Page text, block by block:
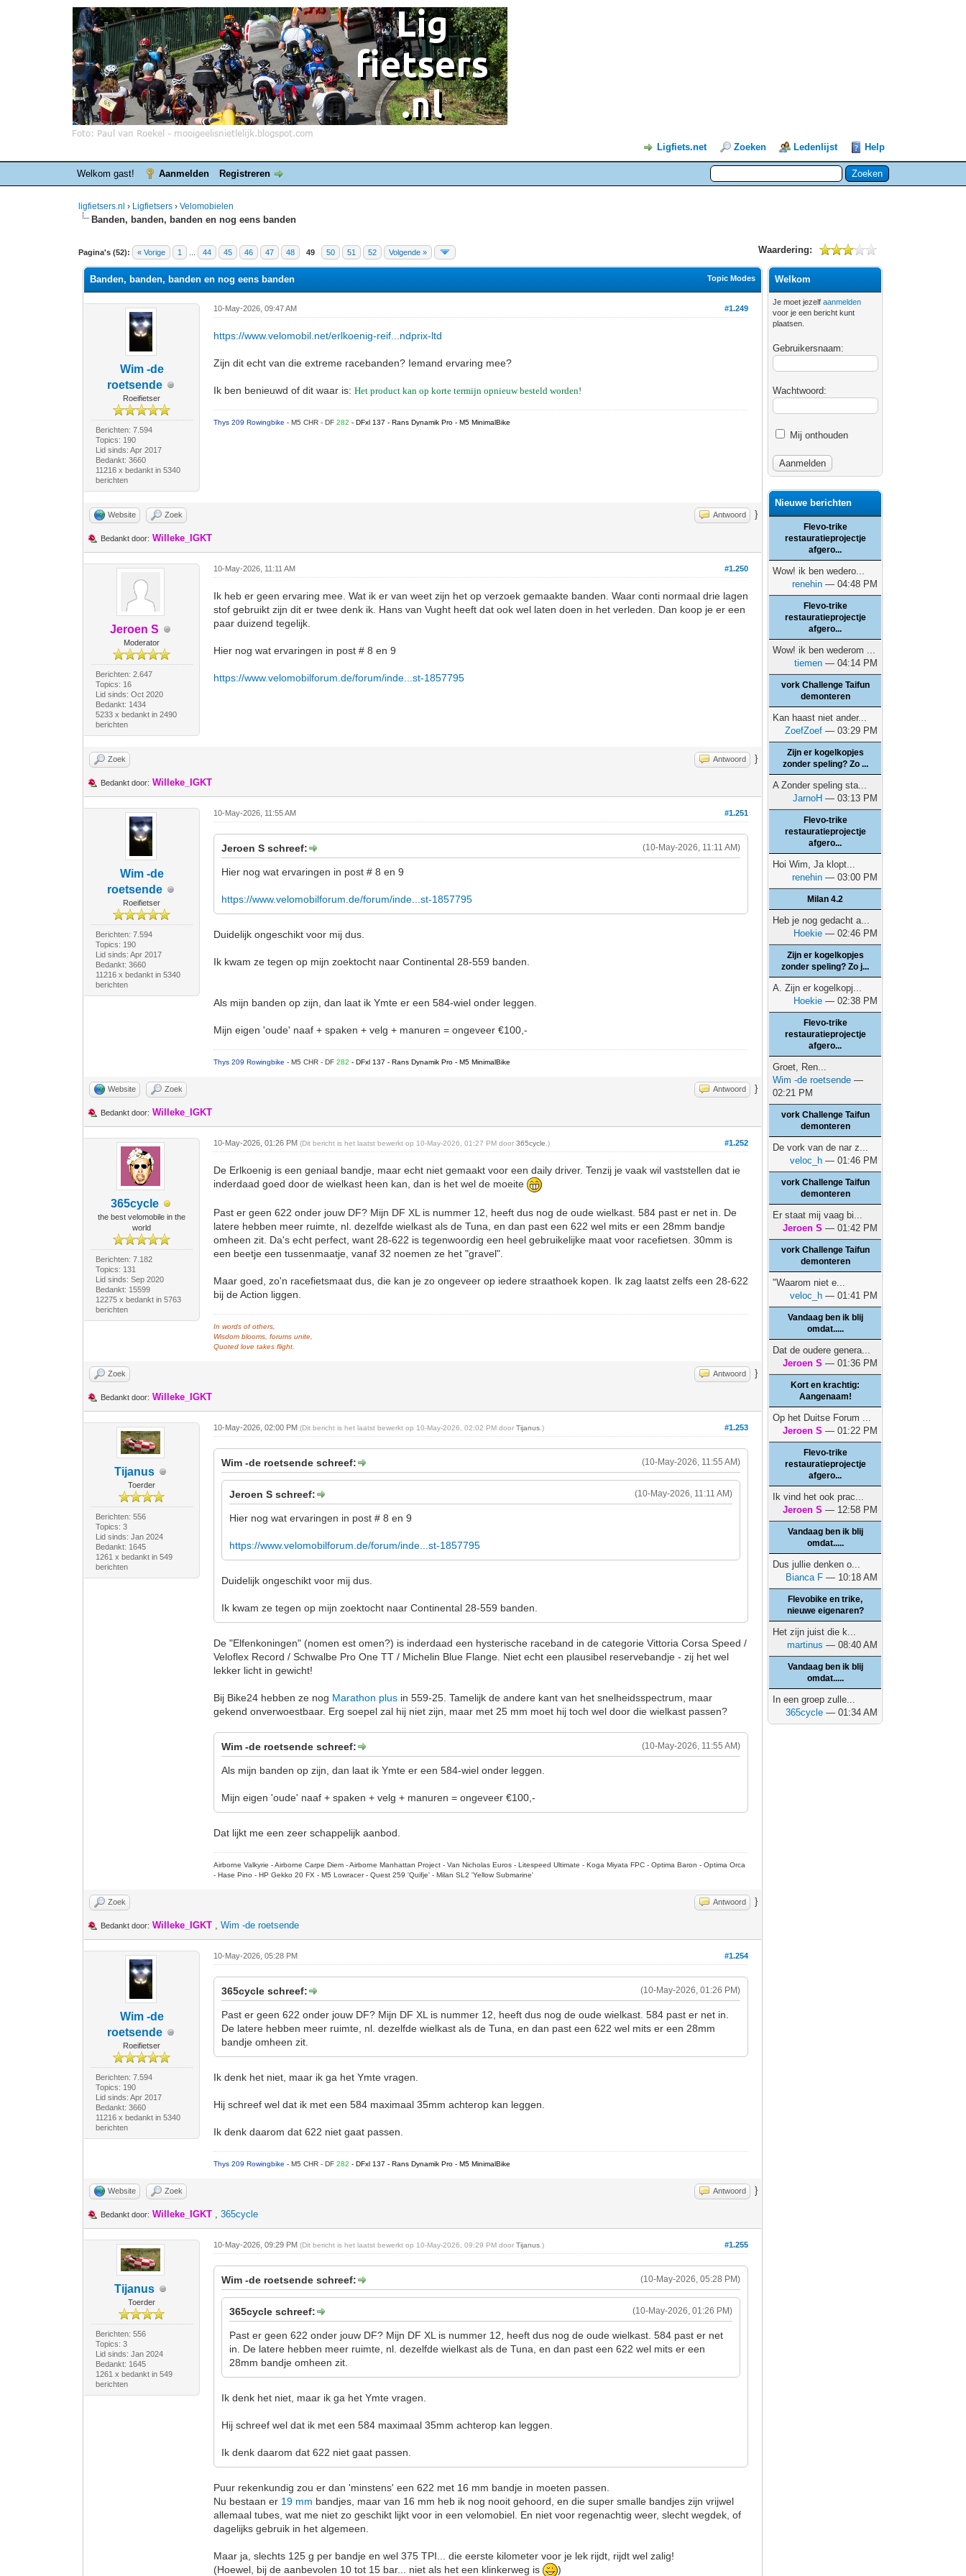
Ligfiets.net Zoeken Ledenlijst Help
Welkom gast! Aanmelden Registreren
ligfietsers.nl › Ligfietsers ›Velomobielen
Banden, banden, banden en nog eens banden
Pagina's (52): « Vorige 1 44 45 46 47 48 49 50 51 52 Volgende » Waardering:
5 stemmen - gemiddelde waardering is 3
1
2
3
4
5
Topic Modes
Banden, banden, banden en nog eens banden
Wim -de
roetsende
Roeifietser
Berichten: 7.594
Topics: 190
Lid sinds: Apr 2017
Bedankt: 3660
11216 x bedankt in 5340
berichten
#1.249
10-May-2026, 09:47 AM
https://www.velomobil.net/erlkoenig-reif...ndprix-ltd
Zijn dit echt van die extreme racebanden? Iemand ervaring mee?
Ik ben benieuwd of dit waar is:Het product kan op korte termijn opnieuw besteld worden!
Thys 209 Rowingbike- M5 CHR - DF282- DFxl 137 - Rans Dynamik Pro - M5 MinimalBike
Website Zoek Antwoord }
Bedankt door: Willeke_IGKT
Jeroen S
Moderator
Berichten: 2.647
Topics: 16
Lid sinds: Oct 2020
Bedankt: 1434
5233 x bedankt in 2490
berichten
#1.250
10-May-2026, 11:11 AM
Ik heb er geen ervaring mee. Wat ik er van weet zijn het op verzoek gemaakte banden. Waar conti normaal drie lagen
stof gebruikt zijn dit er twee denk ik. Hans van Vught heeft dat ook wel laten doen in het verleden. Dan koop je er een
paar duizend tegelijk.
Hier nog wat ervaringen in post # 8 en 9
https://www.velomobilforum.de/forum/inde...st-1857795
Zoek Antwoord }
Bedankt door: Willeke_IGKT
Wim -de
roetsende
Roeifietser
Berichten: 7.594
Topics: 190
Lid sinds: Apr 2017
Bedankt: 3660
11216 x bedankt in 5340
berichten
#1.251
10-May-2026, 11:55 AM
(10-May-2026, 11:11 AM)
Jeroen S schreef:
Hier nog wat ervaringen in post # 8 en 9
https://www.velomobilforum.de/forum/inde...st-1857795
Duidelijk ongeschikt voor mij dus.
Ik kwam ze tegen op mijn zoektocht naar Continental 28-559 banden.
Als mijn banden op zijn, dan laat ik Ymte er een 584-wiel onder leggen.
Mijn eigen 'oude' naaf + spaken + velg + manuren = ongeveer €100,-
Thys 209 Rowingbike- M5 CHR - DF282- DFxl 137 - Rans Dynamik Pro - M5 MinimalBike
Website Zoek Antwoord }
Bedankt door: Willeke_IGKT
365cycle
the best velomobile in the
world
Berichten: 7.182
Topics: 131
Lid sinds: Sep 2020
Bedankt: 15599
12275 x bedankt in 5763
berichten
#1.252
10-May-2026, 01:26 PM(Dit bericht is het laatst bewerkt op 10-May-2026, 01:27 PM door365cycle .)
De Erlkoenig is een geniaal bandje, maar echt niet gemaakt voor een daily driver. Tenzij je vaak wil vaststellen dat ie
inderdaad goed door de wielkast heen kan, dan is het wel de moeite
Past er geen 622 onder jouw DF? Mijn DF XL is nummer 12, heeft dus nog de oude wielkast. 584 past er net in. De
latere hebben meer ruimte, nl. dezelfde wielkast als de Tuna, en dan past een 622 wel mits er een 28mm bandje
omheen zit. Da's echt perfect, want 28-622 is tegenwoordig een heel gebruikelijke maat voor racefietsen. 30mm is
een beetje een tussenmaatje, vanaf 32 noemen ze het "gravel".
Maar goed, zo'n racefietsmaat dus, die kan je zo ongeveer op iedere straathoek kopen. Ik zag laatst zelfs een 28-622
bij de Action liggen.
In words of others,
Wisdom blooms, forums unite,
Quoted love takes flight.
Zoek Antwoord }
Bedankt door: Willeke_IGKT
Tijanus
Toerder
Berichten: 556
Topics: 3
Lid sinds: Jan 2024
Bedankt: 1645
1261 x bedankt in 549
berichten
#1.253
10-May-2026, 02:00 PM(Dit bericht is het laatst bewerkt op 10-May-2026, 02:02 PM doorTijanus .)
(10-May-2026, 11:55 AM)
Wim -de roetsende schreef:
(10-May-2026, 11:11 AM)
Jeroen S schreef:
Hier nog wat ervaringen in post # 8 en 9
https://www.velomobilforum.de/forum/inde...st-1857795
Duidelijk ongeschikt voor mij dus.
Ik kwam ze tegen op mijn zoektocht naar Continental 28-559 banden.
De "Elfenkoningen" (nomen est omen?) is inderdaad een hysterische raceband in de categorie Vittoria Corsa Speed /
Veloflex Record / Schwalbe Pro One TT / Michelin Blue Flange. Niet echt een plausibel reservebandje - zij het wel
lekker licht in gewicht!
Bij Bike24 hebben ze nog Marathon plus in 559-25. Tamelijk de andere kant van het snelheidsspectrum, maar
gekend onverwoestbaar. Erg soepel zal hij niet zijn, maar met 25 mm moet hij toch wel door die wielkast passen?
(10-May-2026, 11:55 AM)
Wim -de roetsende schreef:
Als mijn banden op zijn, dan laat ik Ymte er een 584-wiel onder leggen.
Mijn eigen 'oude' naaf + spaken + velg + manuren = ongeveer €100,-
Dat lijkt me een zeer schappelijk aanbod.
Airborne Valkyrie - Airborne Carpe Diem - Airborne Manhattan Project - Van Nicholas Euros - Litespeed Ultimate - Koga Miyata FPC - Optima Baron - Optima Orca
- Hase Pino - HP Gekko 20 FX - M5 Lowracer - Quest 259 'Quifje' - Milan SL2 'Yellow Submarine'
Zoek Antwoord }
Bedankt door: Willeke_IGKT ,Wim -de roetsende
Wim -de
roetsende
Roeifietser
Berichten: 7.594
Topics: 190
Lid sinds: Apr 2017
Bedankt: 3660
11216 x bedankt in 5340
berichten
#1.254
10-May-2026, 05:28 PM
(10-May-2026, 01:26 PM)
365cycle schreef:
Past er geen 622 onder jouw DF? Mijn DF XL is nummer 12, heeft dus nog de oude wielkast. 584 past er net in.
De latere hebben meer ruimte, nl. dezelfde wielkast als de Tuna, en dan past een 622 wel mits er een 28mm
bandje omheen zit.
Ik denk het niet, maar ik ga het Ymte vragen.
Hij schreef wel dat ik met een 584 maximaal 35mm achterop kan leggen.
Ik denk daarom dat 622 niet gaat passen.
Thys 209 Rowingbike- M5 CHR - DF282- DFxl 137 - Rans Dynamik Pro - M5 MinimalBike
Website Zoek Antwoord }
Bedankt door: Willeke_IGKT ,365cycle
Tijanus
Toerder
Berichten: 556
Topics: 3
Lid sinds: Jan 2024
Bedankt: 1645
1261 x bedankt in 549
berichten
#1.255
10-May-2026, 09:29 PM(Dit bericht is het laatst bewerkt op 10-May-2026, 09:29 PM doorTijanus .)
(10-May-2026, 05:28 PM)
Wim -de roetsende schreef:
(10-May-2026, 01:26 PM)
365cycle schreef:
Past er geen 622 onder jouw DF? Mijn DF XL is nummer 12, heeft dus nog de oude wielkast. 584 past er net
in. De latere hebben meer ruimte, nl. dezelfde wielkast als de Tuna, en dan past een 622 wel mits er een
28mm bandje omheen zit.
Ik denk het niet, maar ik ga het Ymte vragen.
Hij schreef wel dat ik met een 584 maximaal 35mm achterop kan leggen.
Ik denk daarom dat 622 niet gaat passen.
Puur rekenkundig zou er dan 'minstens' een 622 met 16 mm bandje in moeten passen.
Nu bestaan er 19 mm bandjes, maar van 16 mm heb ik nog nooit gehoord, en die super smalle bandjes zijn vrijwel
allemaal tubes, wat me niet zo geschikt lijkt voor in een velomobiel. En niet voor regenachtig weer, slecht wegdek, of
dagelijks gebruik in het algemeen.
Maar ja, slechts 125 g per bandje en wel 375 TPI... die eerste kilometer voor je lek rijdt, rijdt wel zalig!
(Hoewel, bij de aanbevolen 10 tot 15 bar... niet als het een klinkerweg is
)
Welkom
Je moet jezelfaanmelden
voor je een bericht kunt
plaatsen.
Gebruikersnaam:
Wachtwoord:
Mij onthouden
Nieuwe berichten
Flevo-trike
restauratieprojectje
afgero...
Wow! ik ben wedero...
renehin — 04:48 PM
Flevo-trike
restauratieprojectje
afgero...
Wow! ik ben wederom ...
tiemen — 04:14 PM
vork Challenge Taifun
demonteren
Kan haast niet ander...
ZoefZoef — 03:29 PM
Zijn er kogelkopjes
zonder speling? Zo ...
A Zonder speling sta...
JarnoH — 03:13 PM
Flevo-trike
restauratieprojectje
afgero...
Hoi Wim, Ja klopt...
renehin — 03:00 PM
Milan 4.2
Heb je nog gedacht a...
Hoekie — 02:46 PM
Zijn er kogelkopjes
zonder speling? Zo j...
A. Zijn er kogelkopj...
Hoekie — 02:38 PM
Flevo-trike
restauratieprojectje
afgero...
Groet, Ren...
Wim -de roetsende —
02:21 PM
vork Challenge Taifun
demonteren
De vork van de nar z...
veloc_h — 01:46 PM
vork Challenge Taifun
demonteren
Er staat mij vaag bi...
Jeroen S — 01:42 PM
vork Challenge Taifun
demonteren
"Waarom niet e...
veloc_h — 01:41 PM
Vandaag ben ik blij
omdat.....
Dat de oudere genera...
Jeroen S — 01:36 PM
Kort en krachtig:
Aangenaam!
Op het Duitse Forum ...
Jeroen S — 01:22 PM
Flevo-trike
restauratieprojectje
afgero...
Ik vind het ook prac...
Jeroen S — 12:58 PM
Vandaag ben ik blij
omdat.....
Dus jullie denken o...
Bianca F — 10:18 AM
Flevobike en trike,
nieuwe eigenaren?
Het zijn juist die k...
martinus — 08:40 AM
Vandaag ben ik blij
omdat.....
In een groep zulle...
365cycle — 01:34 AM